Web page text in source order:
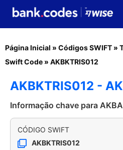
Página Inicial » Códigos SWIFT »
Swift Code » AKBKTRIS012
AKBKTRIS012 -
Informação chave para
CÓDIGO SWIFT
AKBKTRIS012